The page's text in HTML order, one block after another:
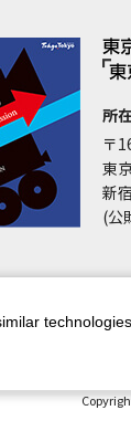
所
〒
東
新
(公